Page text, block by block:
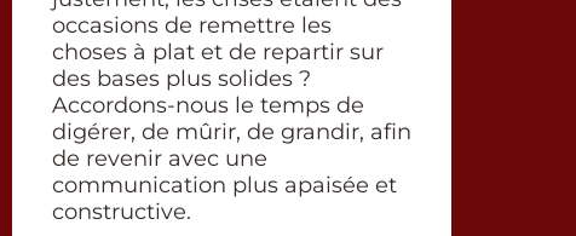
occasions de remettre les
choses à plat et de repartir sur
des bases plus solides ?
Accordons-nous le temps de
digérer, de mûrir, de grandir, afin
de revenir avec une
communication plus apaisée et
constructive.